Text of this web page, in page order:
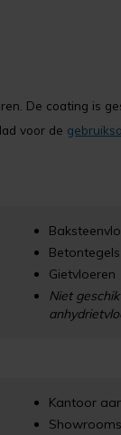
De coating is
voor de
Betontegels
Gietvloeren
Niet
Kantoor
Showrooms